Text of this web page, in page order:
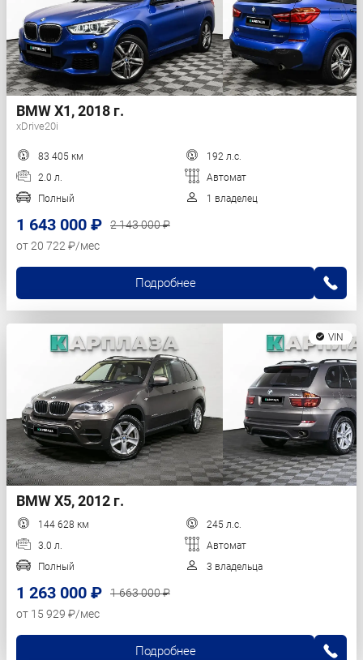
BMW X1, 2018 г.
xDrive20i
83 405 км
192 л.с.
2.0 л.
Автомат
Полный
1 владелец
1 643 000 ₽
2 143 000 ₽
от 20 722 ₽/мес
Подробнее
VIN
BMW X5, 2012 г.
144 628 км
245 л.с.
3.0 л.
Автомат
Полный
3 владельца
1 263 000 ₽
1 663 000 ₽
от 15 929 ₽/мес
Подробнее